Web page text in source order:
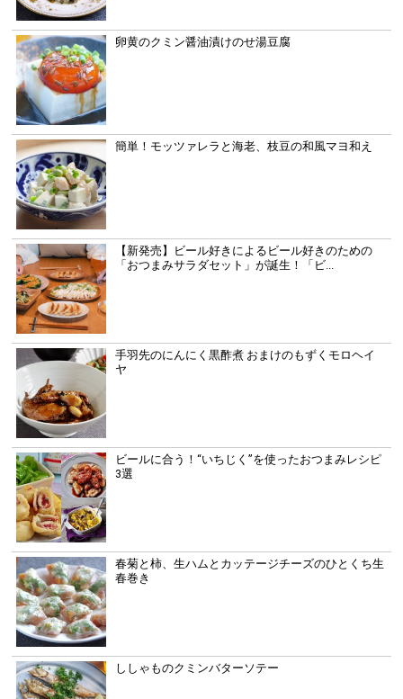
卵黄のクミン醤油漬けのせ湯豆腐
簡単！モッツァレラと海老、枝豆の和風マヨ和え
【新発売】ビール好きによるビール好きのための
「おつまみサラダセット」が誕生！「ビ...
手羽先のにんにく黒酢煮 おまけのもずくモロヘイ
ヤ
ビールに合う！“いちじく”を使ったおつまみレシピ
3選
春菊と柿、生ハムとカッテージチーズのひとくち生
春巻き
ししゃものクミンバターソテー